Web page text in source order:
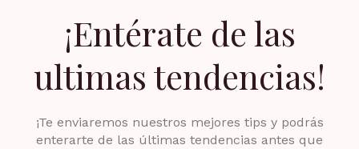
¡Entérate de las
ultimas tendencias!
¡Te enviaremos nuestros mejores tips y podrás
enterarte de las últimas tendencias antes que